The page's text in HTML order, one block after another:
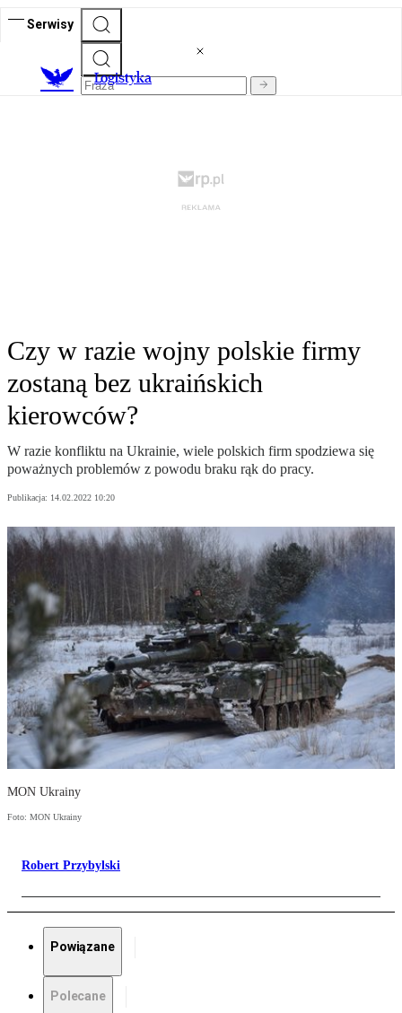
Serwisy
Logistyka
Czy w razie wojny polskie firmy
zostaną bez ukraińskich
kierowców?
W razie konfliktu na Ukrainie, wiele polskich firm spodziewa się
poważnych problemów z powodu braku rąk do pracy.
Publikacja: 14.02.2022 10:20
MON Ukrainy
Foto: MON Ukrainy
Robert Przybylski
Powiązane
Polecane